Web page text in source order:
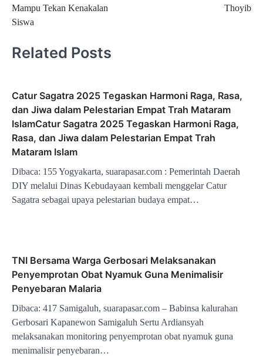
Mampu Tekan Kenakalan
Siswa
Thoyib
Related Posts
Catur Sagatra 2025 Tegaskan Harmoni Raga, Rasa,
dan Jiwa dalam Pelestarian Empat Trah Mataram
IslamCatur Sagatra 2025 Tegaskan Harmoni Raga,
Rasa, dan Jiwa dalam Pelestarian Empat Trah
Mataram Islam
Dibaca: 155 Yogyakarta, suarapasar.com : Pemerintah Daerah
DIY melalui Dinas Kebudayaan kembali menggelar Catur
Sagatra sebagai upaya pelestarian budaya empat…
TNI Bersama Warga Gerbosari Melaksanakan
Penyemprotan Obat Nyamuk Guna Menimalisir
Penyebaran Malaria
Dibaca: 417 Samigaluh, suarapasar.com – Babinsa kalurahan
Gerbosari Kapanewon Samigaluh Sertu Ardiansyah
melaksanakan monitoring penyemprotan obat nyamuk guna
menimalisir penyebaran…